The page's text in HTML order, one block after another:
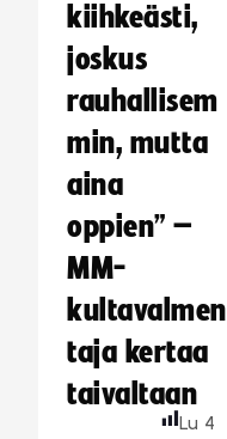
kiihkeästi,
joskus
rauhallisem
min, mutta
aina
oppien” –
MM-
kultavalmen
taja kertaa
taivaltaan
Lu 4